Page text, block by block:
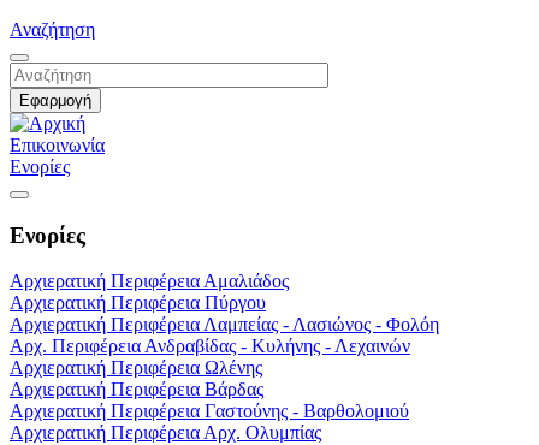
Αναζήτηση
Επικοινωνία
Ενορίες
Ενορίες
Αρχιερατική Περιφέρεια Αμαλιάδος
Αρχιερατική Περιφέρεια Πύργου
Αρχιερατική Περιφέρεια Λαμπείας - Λασιώνος - Φολόη
Αρχ. Περιφέρεια Ανδραβίδας - Κυλήνης - Λεχαινών
Αρχιερατική Περιφέρεια Ωλένης
Αρχιερατική Περιφέρεια Βάρδας
Αρχιερατική Περιφέρεια Γαστούνης - Βαρθολομιού
Αρχιερατική Περιφέρεια Αρχ. Ολυμπίας